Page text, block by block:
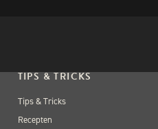
TIPS & TRICKS
Tips & Tricks
Recepten